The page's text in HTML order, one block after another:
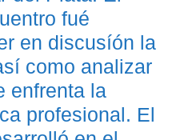
fué
en discusíón la
como analizar
enfrenta la
profesional. El